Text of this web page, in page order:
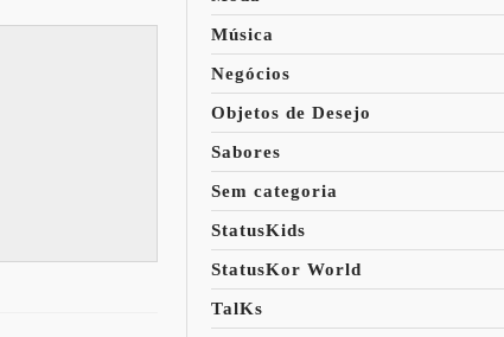
Música
Negócios
Objetos de Desejo
Sabores
Sem categoria
StatusKids
StatusKor World
TalKs